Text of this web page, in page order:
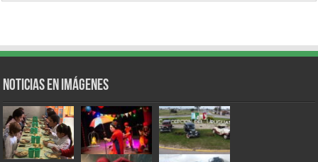
Noticias en Imágenes